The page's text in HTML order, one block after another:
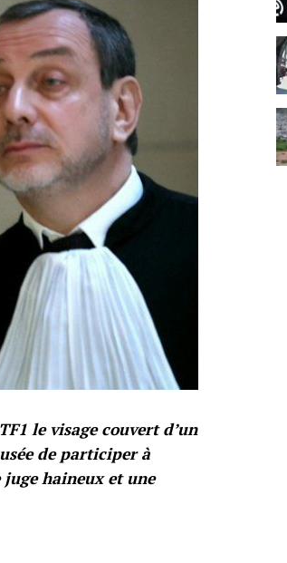
le visage couvert d’un
de participer à
juge haineux et une